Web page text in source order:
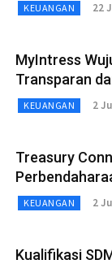
KEUANGAN 22
MyIntress
Transparan
KEUANGAN 2
Treasury
KEUANGAN 2
Kualifikasi